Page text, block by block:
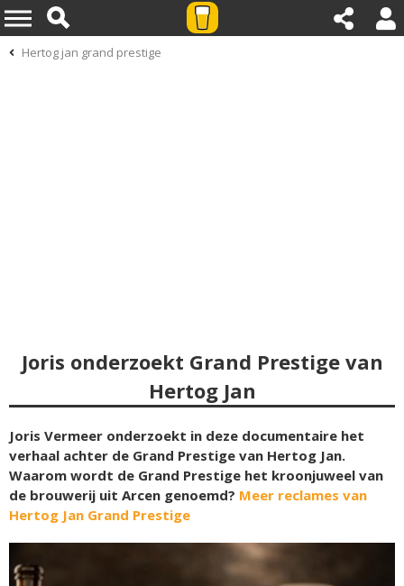
Hertog jan grand prestige
Joris onderzoekt Grand Prestige van
Hertog Jan
Joris Vermeer onderzoekt in deze documentaire het
verhaal achter de Grand Prestige van Hertog Jan.
Waarom wordt de Grand Prestige het kroonjuweel van
de brouwerij uit Arcen genoemd? Meer reclames van
Hertog Jan Grand Prestige